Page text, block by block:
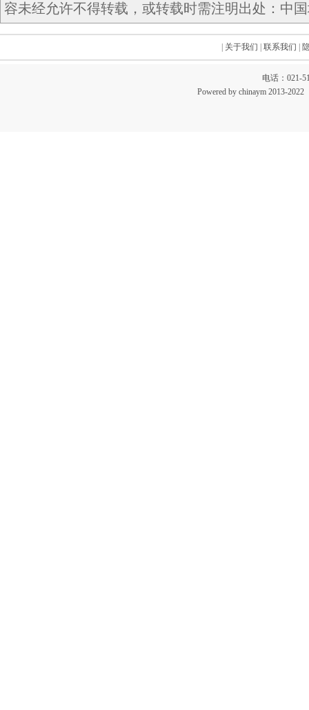
容未经允许不得转载，或转载时需注明出处：中国
关于我们 联系我们
电话：021-
Powered by chinaym 2013-